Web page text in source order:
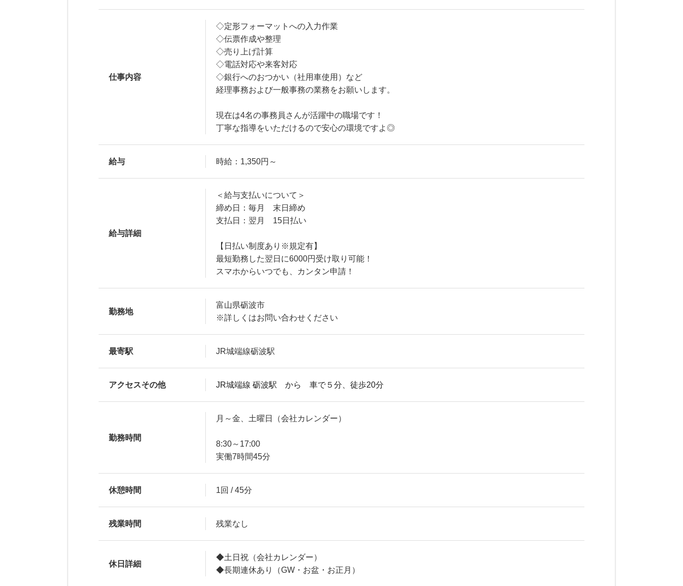
仕事内容
◇定形フォーマットへの入力作業
◇伝票作成や整理
◇売り上げ計算
◇電話対応や来客対応
◇銀行へのおつかい（社用車使用）など
経理事務および一般事務の業務をお願いします。
現在は4名の事務員さんが活躍中の職場です！
丁寧な指導をいただけるので安心の環境ですよ◎
給与 時給：1,350円～
給与詳細
＜給与支払いについて＞
締め日：毎月 末日締め
支払日：翌月 15日払い
【日払い制度あり※規定有】
最短勤務した翌日に6000円受け取り可能！
スマホからいつでも、カンタン申請！
勤務地
富山県砺波市
※詳しくはお問い合わせください
最寄駅 JR城端線砺波駅
アクセスその他 JR城端線 砺波駅 から 車で５分、徒歩20分
勤務時間
月～金、土曜日（会社カレンダー）
8:30～17:00
実働7時間45分
休憩時間 1回 / 45分
残業時間 残業なし
休日詳細
◆土日祝（会社カレンダー）
◆長期連休あり（GW・お盆・お正月）